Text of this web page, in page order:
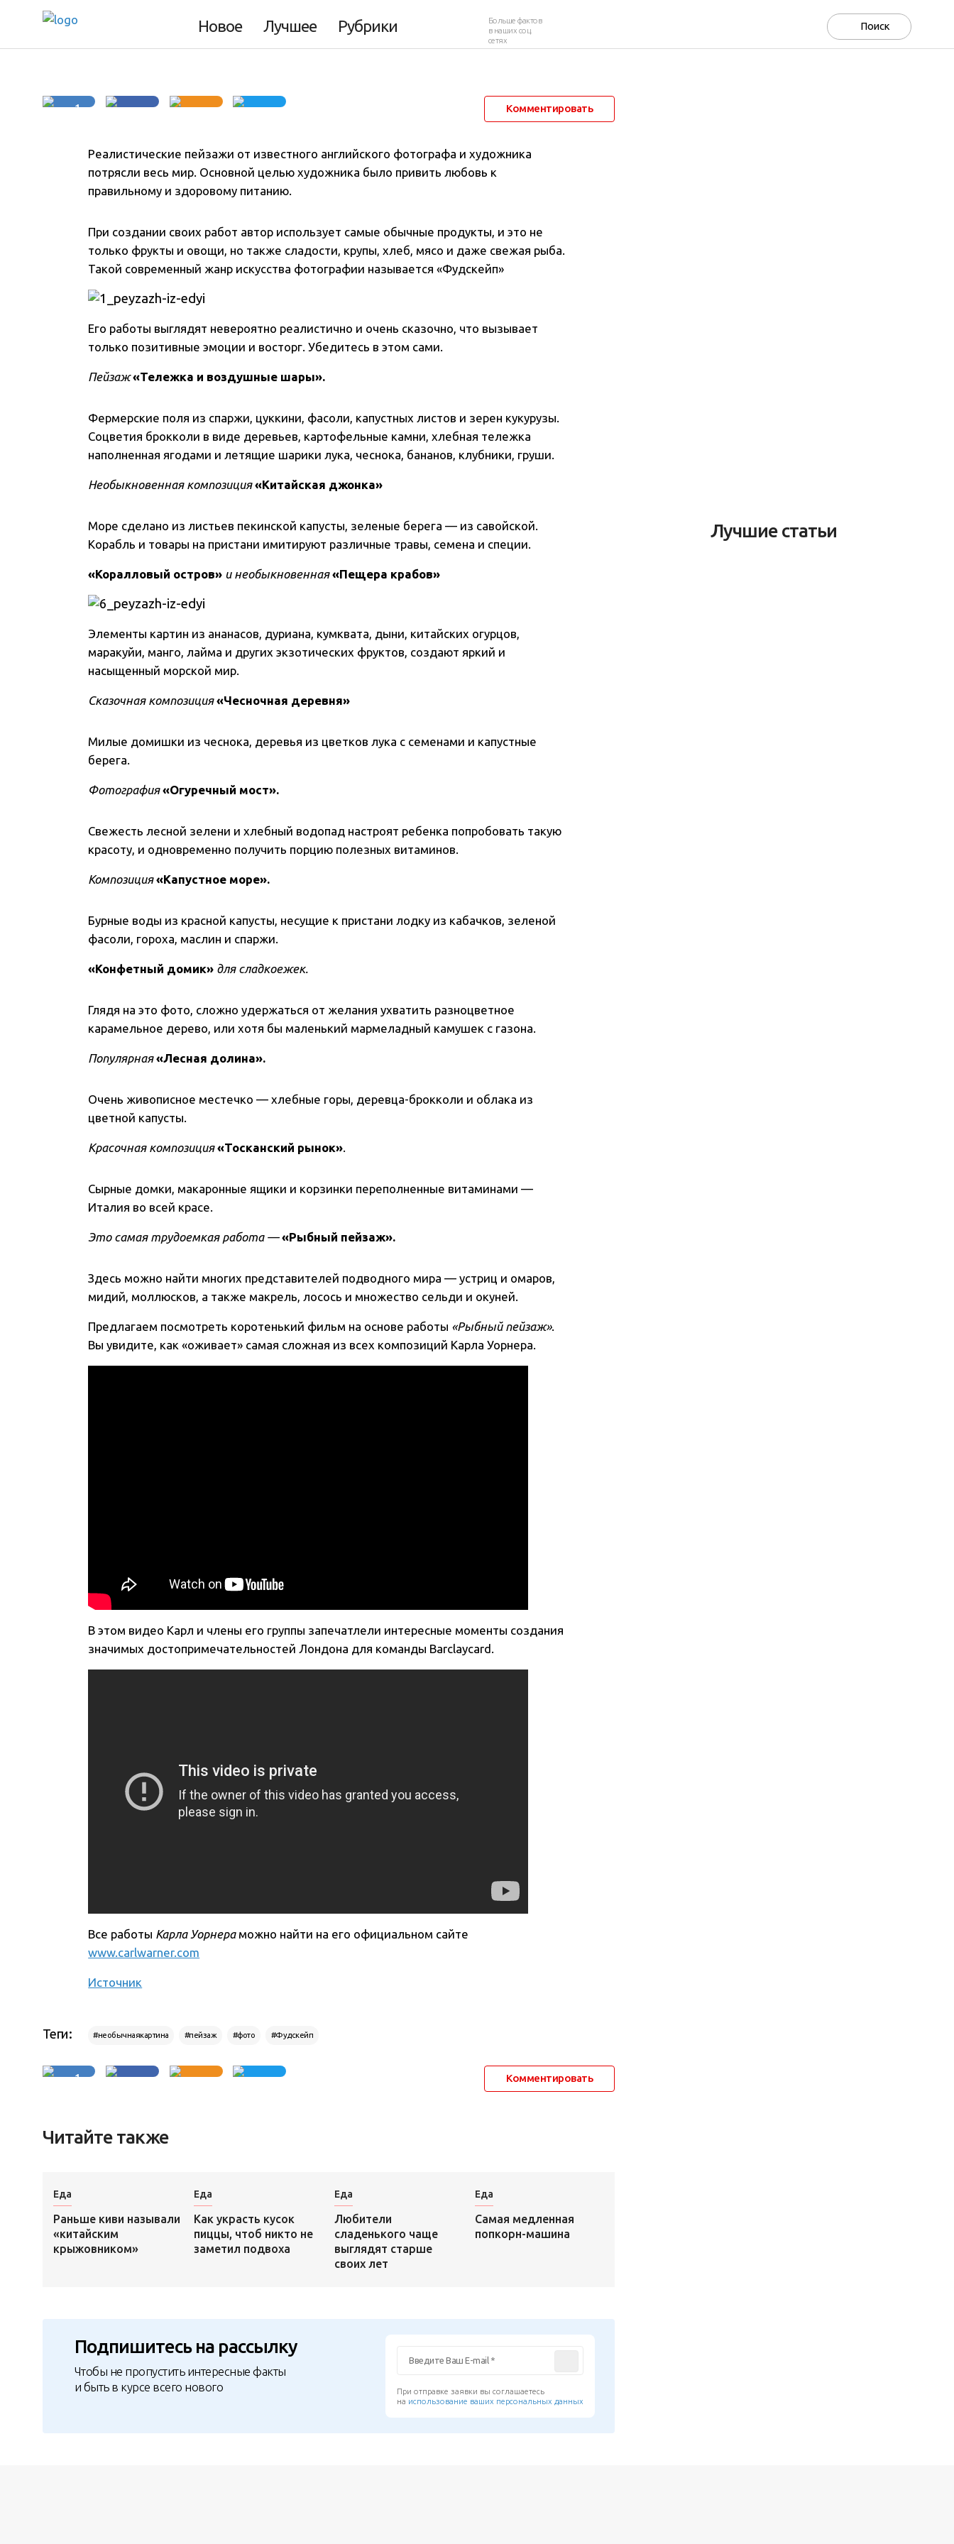
Новое Лучшее Рубрики
Больше фактов
в наших соц.
сетях
1 Комментировать
Реалистические пейзажи от известного английского фотографа и художника
потрясли весь мир. Основной целью художника было привить любовь к
правильному и здоровому питанию.
При создании своих работ автор использует самые обычные продукты, и это не
только фрукты и овощи, но также сладости, крупы, хлеб, мясо и даже свежая рыба.
Такой современный жанр искусства фотографии называется «Фудскейп»
Его работы выглядят невероятно реалистично и очень сказочно, что вызывает
только позитивные эмоции и восторг. Убедитесь в этом сами.
Пейзаж«Тележка и воздушные шары».
Фермерские поля из спаржи, цуккини, фасоли, капустных листов и зерен кукурузы.
Соцветия брокколи в виде деревьев, картофельные камни, хлебная тележка
наполненная ягодами и летящие шарики лука, чеснока, бананов, клубники, груши.
Необыкновенная композиция«Китайская джонка»
Море сделано из листьев пекинской капусты, зеленые берега — из савойской.
Корабль и товары на пристани имитируют различные травы, семена и специи.
«Коралловый остров» и необыкновенная «Пещера крабов»
Элементы картин из ананасов, дуриана, кумквата, дыни, китайских огурцов,
маракуйи, манго, лайма и других экзотических фруктов, создают яркий и
насыщенный морской мир.
Сказочная композиция «Чесночная деревня»
Милые домишки из чеснока, деревья из цветков лука с семенами и капустные
берега.
Фотография «Огуречный мост».
Свежесть лесной зелени и хлебный водопад настроят ребенка попробовать такую
красоту, и одновременно получить порцию полезных витаминов.
Композиция «Капустное море».
Бурные воды из красной капусты, несущие к пристани лодку из кабачков, зеленой
фасоли, гороха, маслин и спаржи.
«Конфетный домик» для сладкоежек.
Глядя на это фото, сложно удержаться от желания ухватить разноцветное
карамельное дерево, или хотя бы маленький мармеладный камушек с газона.
Популярная «Лесная долина».
Очень живописное местечко — хлебные горы, деревца-брокколи и облака из
цветной капусты.
Красочная композиция «Тосканский рынок».
Сырные домки, макаронные ящики и корзинки переполненные витаминами —
Италия во всей красе.
Это самая трудоемкая работа — «Рыбный пейзаж».
Здесь можно найти многих представителей подводного мира — устриц и омаров,
мидий, моллюсков, а также макрель, лосось и множество сельди и окуней.
Предлагаем посмотреть коротенький фильм на основе работы «Рыбный пейзаж».
Вы увидите, как «оживает» самая сложная из всех композиций Карла Уорнера.
В этом видео Карл и члены его группы запечатлели интересные моменты создания
значимых достопримечательностей Лондона для команды Barclaycard.
Все работы Карла Уорнераможно найти на его официальном сайте
www.carlwarner.com
Источник
Теги: #необычнаякартина #пейзаж #фото #Фудскейп
1 Комментировать
Читайте также
Еда
Раньше киви называли
«китайским
крыжовником»
Еда
Как украсть кусок
пиццы, чтоб никто не
заметил подвоха
Еда
Любители
сладенького чаще
выглядят старше
своих лет
Еда
Самая медленная
попкорн-машина
Подпишитесь на рассылку
Чтобы не пропустить интересные факты
и быть в курсе всего нового
При отправке заявки вы соглашаетесь
на использование ваших персональных данных
Лучшие статьи